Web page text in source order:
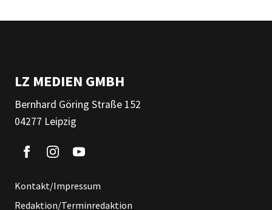
LZ MEDIEN GMBH
Bernhard Göring Straße 152
04277 Leipzig
Kontakt/Impressum
Redaktion/Terminredaktion